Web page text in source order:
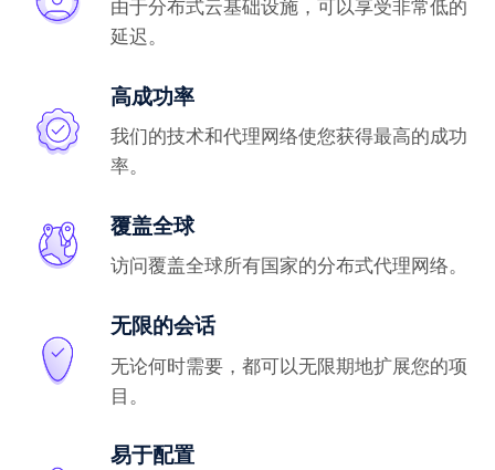
由于分布式云基础设施，可以享受非常低的
延迟。
高成功率
我们的技术和代理网络使您获得最高的成功
率。
覆盖全球
访问覆盖全球所有国家的分布式代理网络。
无限的会话
无论何时需要，都可以无限期地扩展您的项
目。
易于配置